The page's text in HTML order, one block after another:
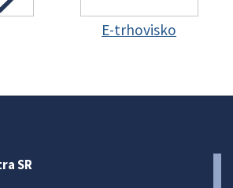
E-trhovisko
SR